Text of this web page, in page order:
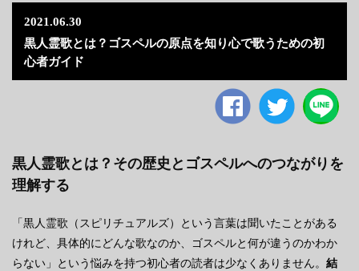
2021.06.30
黒人霊歌とは？ゴスペルの原点を知り心で歌うための初
心者ガイド
黒人霊歌とは？その歴史とゴスペルへのつながりを
理解する
「黒人霊歌（スピリチュアルズ）という言葉は聞いたことがある
けれど、具体的にどんな歌なのか、ゴスペルと何が違うのかわか
らない」という悩みを持つ初心者の読者は少なくありません。 結